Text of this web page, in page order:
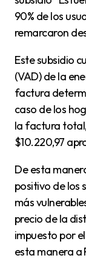
90% de los
remarcaron
Este subsidio cubre el valor agregado de distribución
(VAD) de la
factura
caso de los
la factura
$10.220,97
De esta manera, queda en evidencia el impacto
positivo de los
más
precio de la
impuesto por
esta manera a